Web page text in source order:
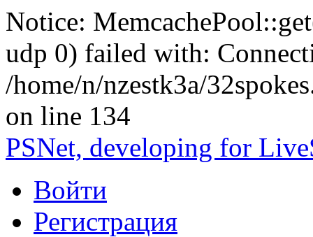
Notice:
udp 0) failed with:
/home/n/nzestk3a/
on line 134
PSNet, developing for
Войти
Регистрация